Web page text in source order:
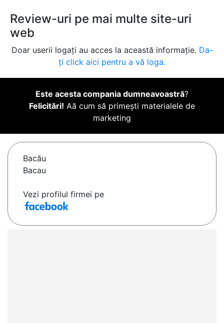
Review-uri pe mai multe site-uri
web
Doar userii logați au acces la această informație. Da-
ți click aici pentru a vă loga.
Este acesta compania dumneavoastră?
Felicitări! Aă cum să primești materialele de
marketing
Bacău
Bacau
Vezi profilul firmei pe